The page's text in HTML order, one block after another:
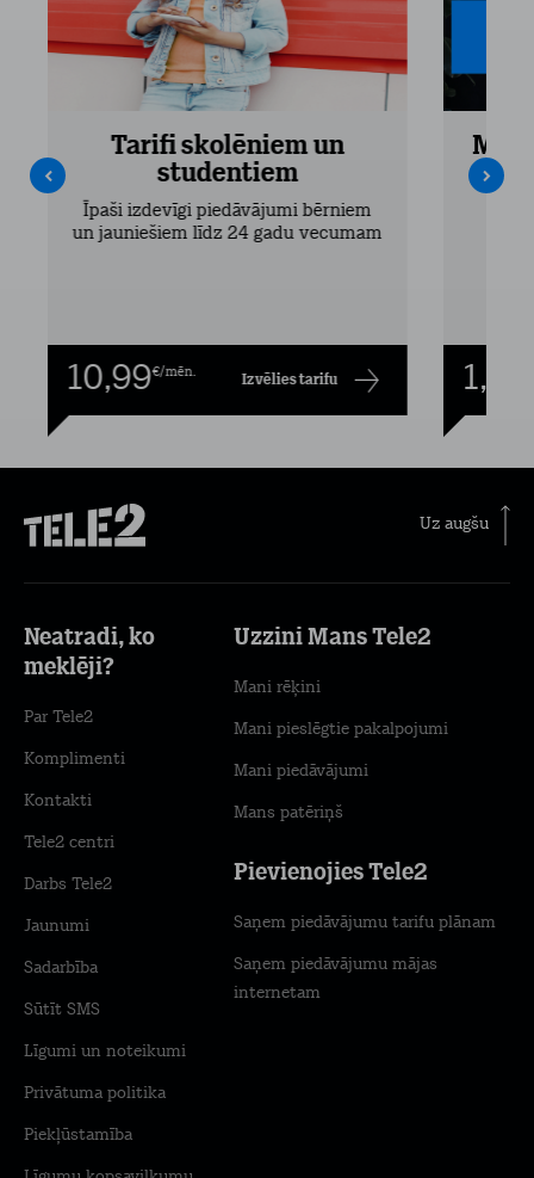
Tarifi skolēniem un
studentiem
Īpaši izdevīgi piedāvājumi bērniem
un jauniešiem līdz 24 gadu vecumam
10,99€/mēn. Izvēlies tarifu 1,00
Uz augšu
Neatradi, ko
meklēji?
Par Tele2
Komplimenti
Kontakti
Tele2 centri
Darbs Tele2
Jaunumi
Sadarbība
Sūtīt SMS
Līgumi un noteikumi
Privātuma politika
Piekļūstamība
Uzzini Mans Tele2
Mani rēķini
Mani pieslēgtie pakalpojumi
Mani piedāvājumi
Mans patēriņš
Pievienojies Tele2
Saņem piedāvājumu tarifu plānam
Saņem piedāvājumu mājas
internetam